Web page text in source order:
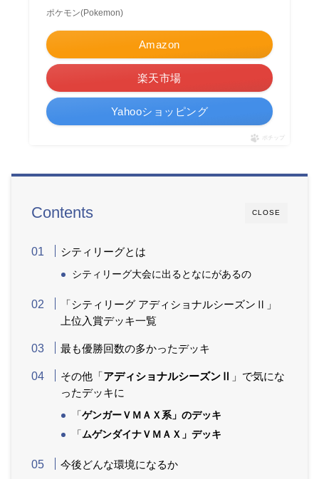
ポケモン(Pokemon)
Amazon
楽天市場
Yahooショッピング
ポチップ
CLOSE
Contents
シティリーグとは
シティリーグ大会に出るとなにがあるの
「シティリーグ アディショナルシーズンⅡ」
上位入賞デッキ一覧
最も優勝回数の多かったデッキ
その他「アディショナルシーズンⅡ 」で気にな
ったデッキに
「ゲンガーＶＭＡＸ系」のデッキ
「 ムゲンダイナＶＭＡＸ」デッキ
今後どんな環境になるか